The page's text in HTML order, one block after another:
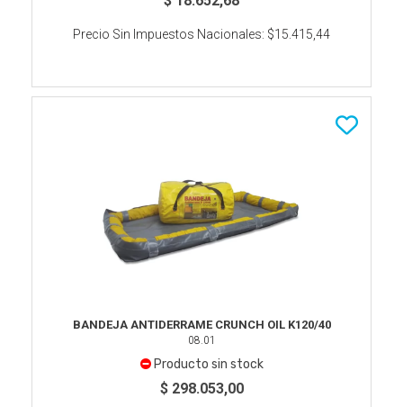
Precio Sin Impuestos Nacionales: $15.415,44
BANDEJA ANTIDERRAME CRUNCH OIL K120/40
08.01
Producto sin stock
$ 298.053,00